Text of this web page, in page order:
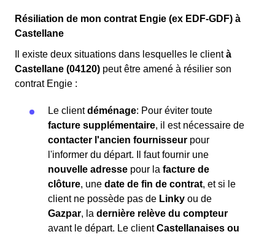
Résiliation de mon contrat Engie (ex EDF-GDF) à
Castellane
Il existe deux situations dans lesquelles le clientà
Castellane (04120) peut être amené à résilier son
contrat Engie :
Le clientdéménage: Pour éviter toute
facture supplémentaire, il est nécessaire de
contacter l'ancien fournisseur pour
l'informer du départ. Il faut fournir une
nouvelle adresse pour la facture de
clôture, une date de fin de contrat, et si le
client ne possède pas de Linky ou de
Gazpar, la dernière relève du compteur
avant le départ. Le clientCastellanaises ou